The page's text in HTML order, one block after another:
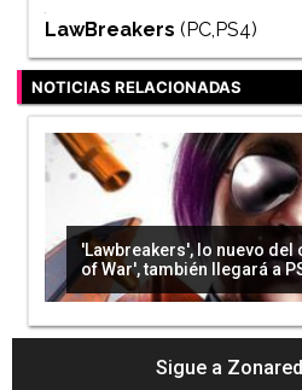
LawBreakers (PC,PS4)
NOTICIAS RELACIONADAS
'Lawbreakers', lo nuevo del
of War', también llegará a
Sigue a